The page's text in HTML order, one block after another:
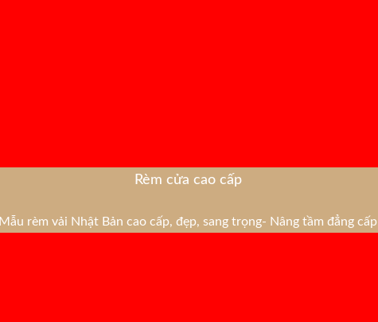
Rèm cửa cao cấp
Mẫu rèm vải Nhật Bản cao cấp, đẹp, sang trọng- Nâng tầm đẳng cấp